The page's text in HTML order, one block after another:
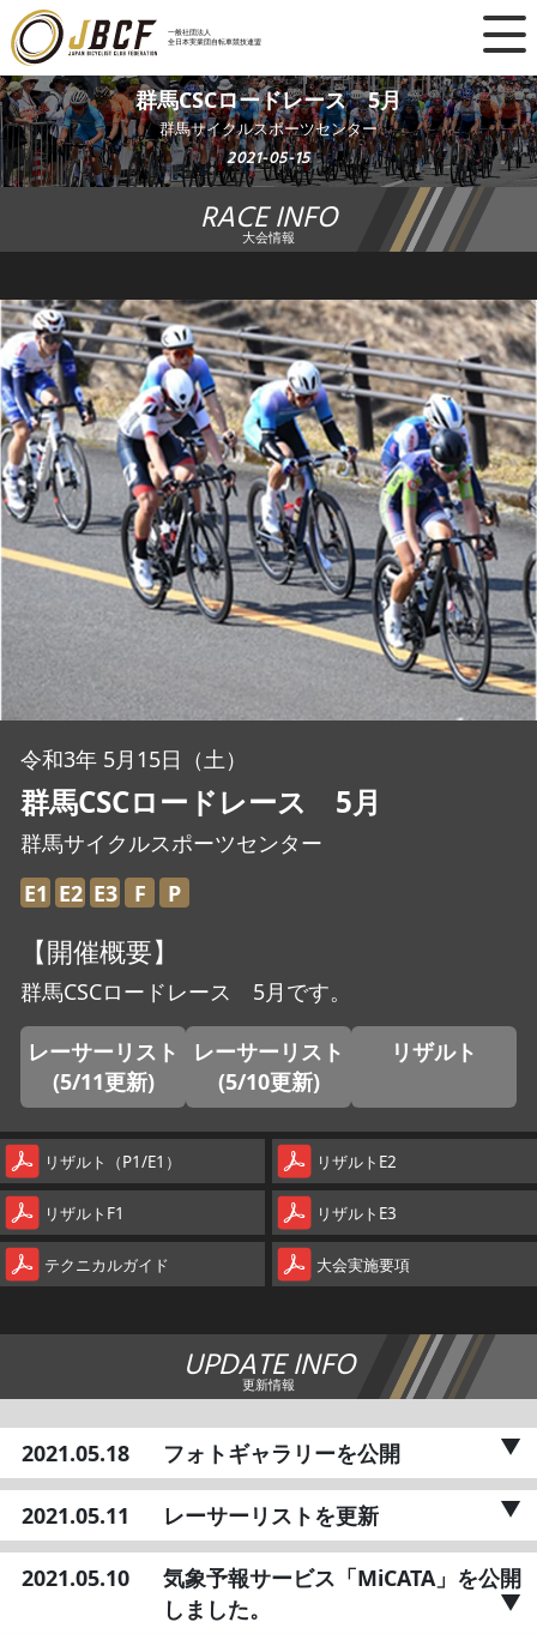
一般社団法人
全日本実業団自転車競技連盟
×
ニュース
レース日程
ランキング
チーム・選手
競技ガイド
加盟・登録
エントリー
JBCF ROAD SERIESとは
群馬CSCロードレース 5月
群馬サイクルスポーツセンター
2021-05-15
RACE INFO
大会情報
令和3年 5月15日（土）
群馬CSCロードレース 5月
群馬サイクルスポーツセンター
E1 E2 E3 F P
【開催概要】
群馬CSCロードレース 5月です。
レーサーリスト
(5/11更新)
レーサーリスト
(5/10更新)
リザルト
リザルト（P1/E1） リザルトE2
リザルトF1 リザルトE3
テクニカルガイド 大会実施要項
UPDATE INFO
更新情報
2021.05.18 フォトギャラリーを公開
2021.05.11 レーサーリストを更新
2021.05.10
気象予報サービス「MiCATA」を公開
しました。